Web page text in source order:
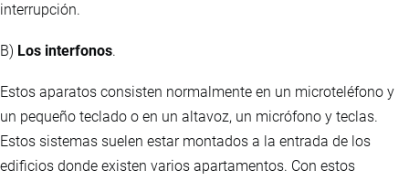
interrupción.
B) Los interfonos.
Estos aparatos consisten normalmente en un microteléfono y
un pequeño teclado o en un altavoz, un micrófono y teclas.
Estos sistemas suelen estar montados a la entrada de los
edificios donde existen varios apartamentos. Con estos